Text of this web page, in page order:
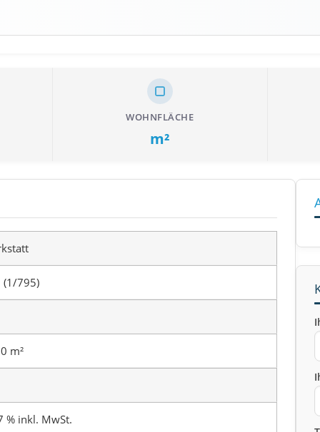
WOHNFLÄCHE
m²
(1/795)
m²
% inkl. MwSt.